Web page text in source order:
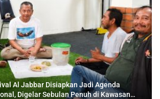
Al Jabbar Disiapkan Jadi Agenda
Digelar Sebulan Penuh di Kawasan